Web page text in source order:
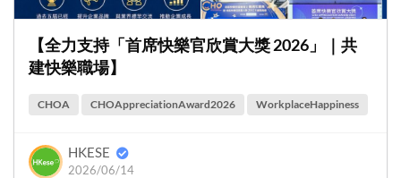
【全力支持「首席快樂官欣賞大獎 2026」｜共
建快樂職場】
CHOA CHOAppreciationAward2026 WorkplaceHappiness
HKESE
2026/06/14